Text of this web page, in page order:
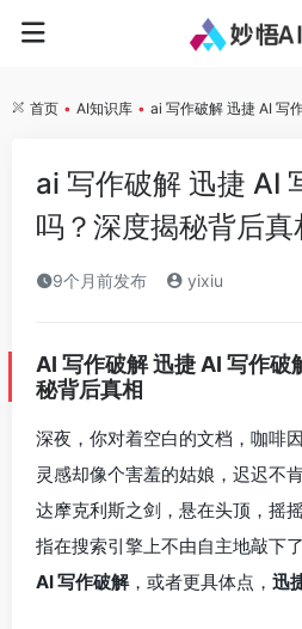
首页 • AI知识库 • ai 写作破解 迅捷 AI 写
ai 写作破解 迅捷 AI
吗？深度揭秘背后真
9个月前发布 yixiu
AI 写作破解 迅捷 AI 写作破
秘背后真相
深夜，你对着空白的文档，咖啡
灵感却像个害羞的姑娘，迟迟不
达摩克利斯之剑，悬在头顶，摇
指在搜索引擎上不由自主地敲下
AI 写作破解，或者更具体点， 迅